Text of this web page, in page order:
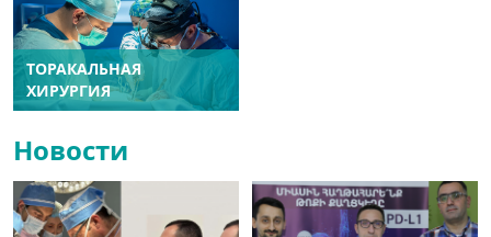
ТОРАКАЛЬНАЯ
ХИРУРГИЯ
Новости